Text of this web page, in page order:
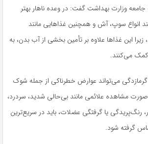
جامعه وزارت بهداشت گفت: در وعده ناهار بهتر
انواع سوپ، آش و همچنین غذاهایی مانند
این غذاها علاوه بر تأمین بخشی از آب بدن، به
کمک می‌کنند.
گرمازدگی می‌تواند عوارض خطرناکی از جمله شوک
صورت مشاهده علائمی مانند بی‌حالی شدید، سردرد،
رنگ‌پریدگی یا گرفتگی عضلات، باید در سریع‌ترین
گرفته شود.